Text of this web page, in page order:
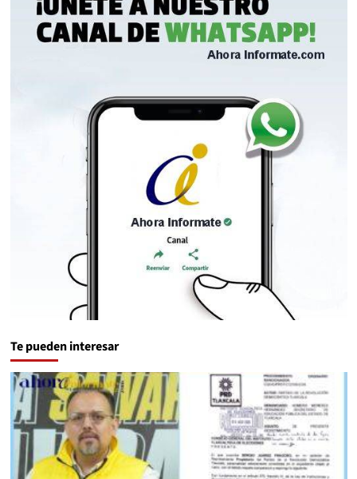
Te pueden interesar